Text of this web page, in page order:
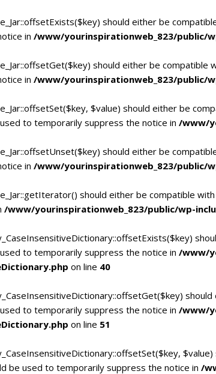
should either be
in /www/yourinspirationweb_823/public/
should either be
in /www/yourinspirationweb_823/public/
$value) should either be
to temporarily suppress the notice in /www/
should either be
in /www/yourinspirationweb_823/public/
should either be compatible
/www/yourinspirationweb_823/public/wp-
to temporarily suppress the notice in /www/
on line 40
to temporarily suppress the notice in /www/
on line 51
be used to temporarily suppress the notice in /